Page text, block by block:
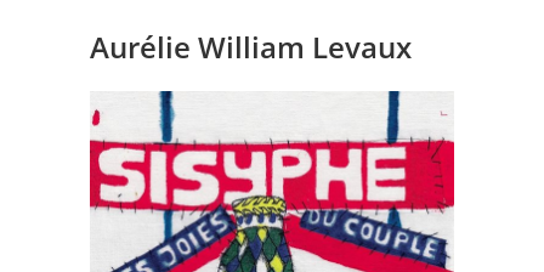
Aurélie William Levaux